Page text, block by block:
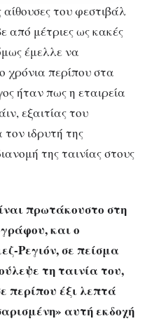
αίθουσες του φεστιβάλ
από μέτριες ως κακές
έμελλε να
χρόνια περίπου στα
ήταν πως η εταιρεία
εξαιτίας του
ιδρυτή της
της ταινίας στους
πρωτάκουστο στη
και ο
Ρεγιόν, σε πείσμα
τη ταινία του,
περίπου έξι λεπτά
αυτή εκδοχή